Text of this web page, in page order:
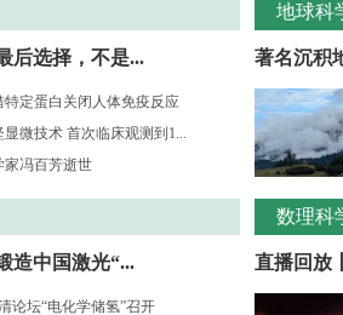
后选择，不是...
特定蛋白关闭人体免疫反应
微技术 首次临床观测到1...
家冯百芳逝世
造中国激光“...
论坛“电化学储氢”召开
地球科
著名沉积
数理科
直播回放